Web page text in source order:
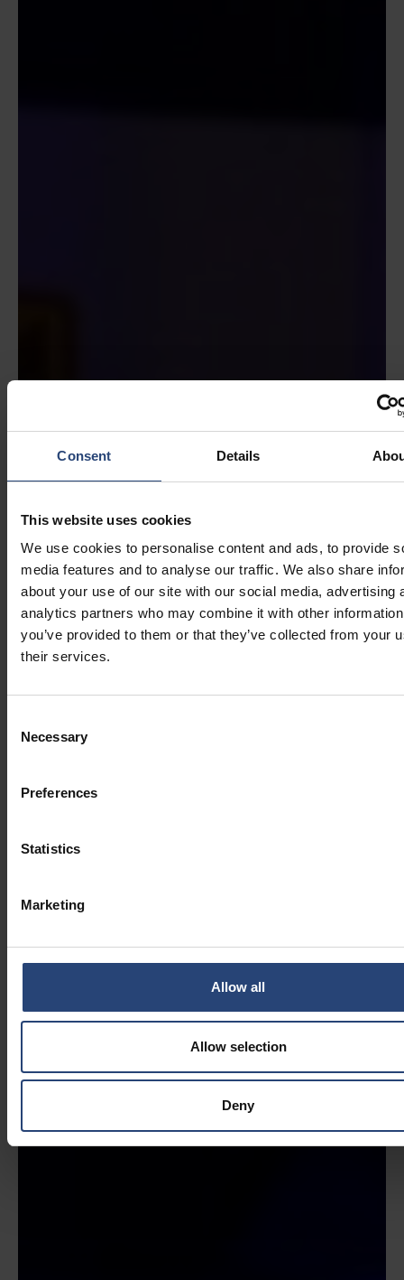
Consent Details
This website uses cookies
We use cookies to personalise content and ads, to provide
media features and to analyse our traffic. We also share
about your use of our site with our social media, advertising
analytics partners who may combine it with other
you’ve provided to them or that they’ve collected from your
their services.
Selection
Necessary
Preferences
Statistics
Marketing
Allow all
Allow selection
Deny